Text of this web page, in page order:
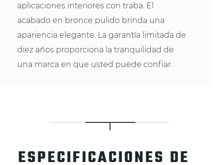
aplicaciones interiores con traba. El
acabado en bronce pulido brinda una
apariencia elegante. La garantía limitada de
diez años proporciona la tranquilidad de
una marca en que usted puede confiar.
ESPECIFICACIONES DE